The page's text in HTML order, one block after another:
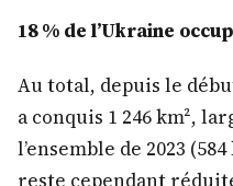
18 % de l’Ukraine
Au total, depuis le
a conquis 1 246 km²,
l’ensemble de 2023
reste cependant